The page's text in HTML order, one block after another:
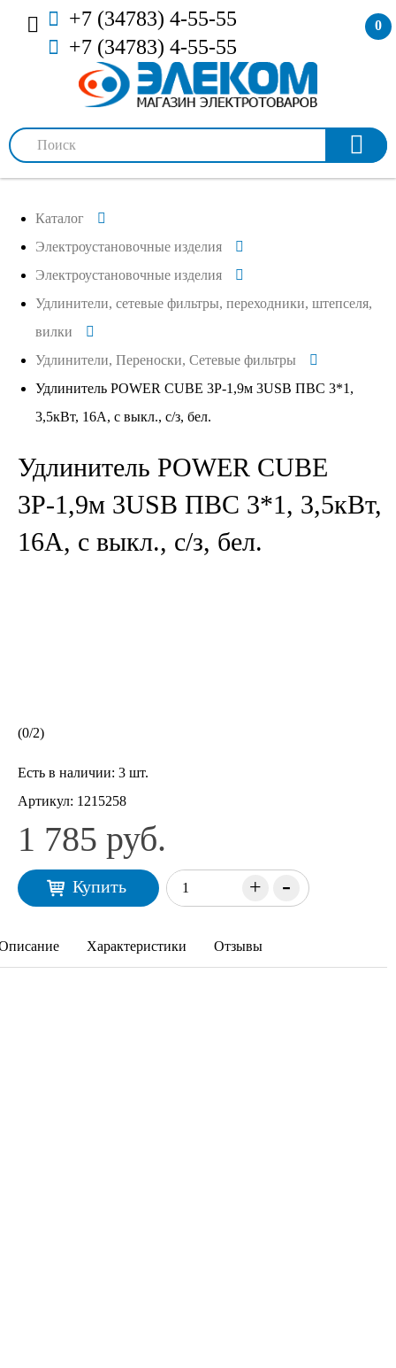
+7 (34783) 4-55-55
+7 (34783) 4-55-55
0
Каталог
Электроустановочные изделия
Электроустановочные изделия
Удлинители, сетевые фильтры, переходники, штепселя,
вилки
Удлинители, Переноски, Сетевые фильтры
Удлинитель POWER CUBE 3Р-1,9м 3USB ПВС 3*1,
3,5кВт, 16А, с выкл., с/з, бел.
Удлинитель POWER CUBE
3Р-1,9м 3USB ПВС 3*1, 3,5кВт,
16А, с выкл., с/з, бел.
(0/2)
Есть в наличии: 3 шт.
Артикул: 1215258
1 785 руб.
+ -
Купить
Характеристики Отзывы